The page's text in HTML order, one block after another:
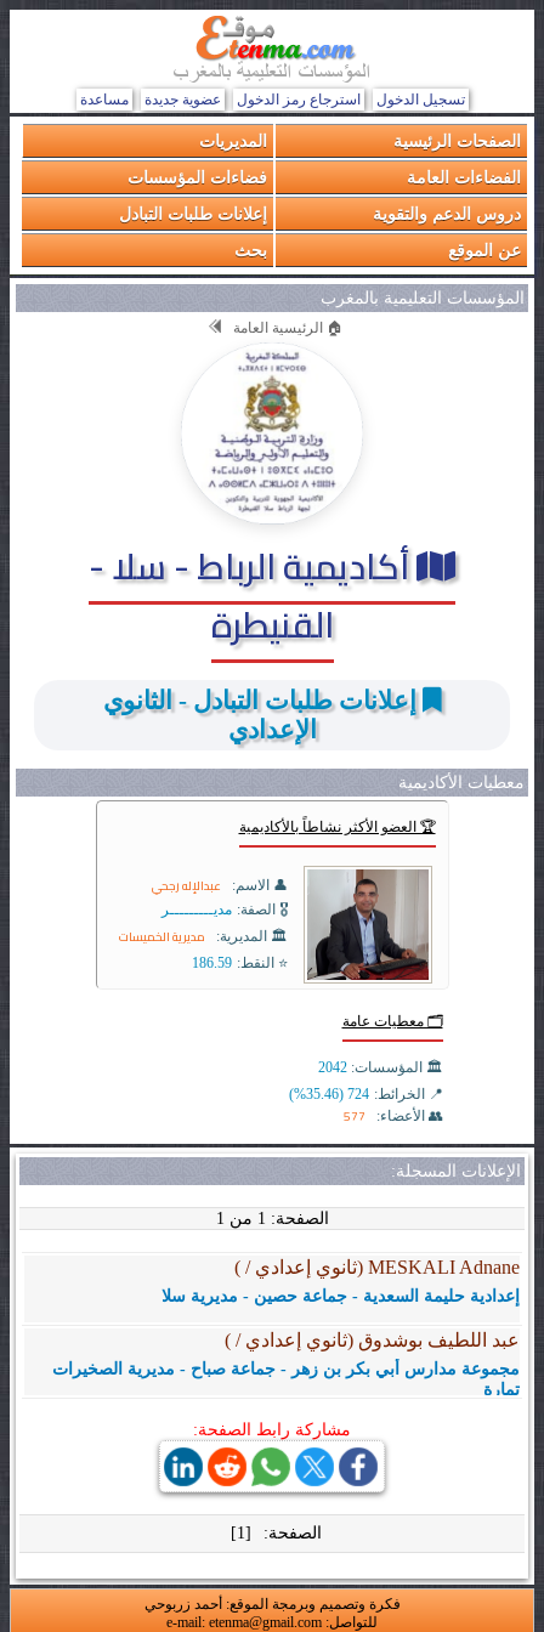
تسجيل الدخول استرجاع رمز الدخول عضوية جديدة مساعدة
الصفحات الرئيسية
المديريات
الفضاءات العامة
فضاءات المؤسسات
دروس الدعم والتقوية
إعلانات طلبات التبادل
عن الموقع
بحث
المؤسسات التعليمية بالمغرب
🏠 الرئيسية العامة
أكاديمية الرباط - سلا -
القنيطرة
إعلانات طلبات التبادل - الثانوي
الإعدادي
معطيات الأكاديمية
🏆 العضو الأكثر نشاطاً بالأكاديمية
👤 الاسم: عبدالإله رجحي
🎖️ الصفة: مديـــــــــر
🏛️ المديرية:
مديرية الخميسات
⭐ النقط: 186.59
🗂️ معطيات عامة
🏛️ المؤسسات:2042
📍 الخرائط: 724 (35.46%)
👥 الأعضاء:
577
الإعلانات المسجلة:
الصفحة: 1 من 1
MESKALI Adnane (ثانوي إعدادي / )
إعدادية حليمة السعدية - جماعة حصين - مديرية سلا
عبد اللطيف بوشدوق (ثانوي إعدادي / )
مجموعة مدارس أبي بكر بن زهر - جماعة صباح - مديرية الصخيرات
تمارة
مشاركة رابط الصفحة:
الصفحة: [1]
فكرة وتصميم وبرمجة الموقع: أحمد زربوحي
للتواصل: e-mail: etenma@gmail.com